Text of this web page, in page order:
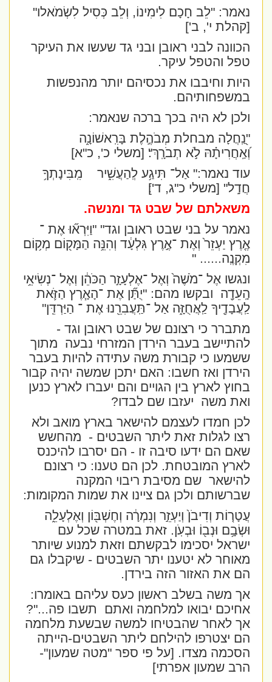
נאמר: " לֵב חָכָם לִימִינוֹ, וְלֵב כְּסִיל לִשְׂמֹאלו"
[קהלת י', ב']
הכוונה לבני ראובן ובני גד שעשו את העיקר
טפל והטפל עיקר.
היות וחיבבו את נכסיהם יותר מהנפשות
במשפחותיהם.
ולכן לא היה בכך ברכה שנאמר:
"נַֽ֭חֲלָה מבחלת מְבֹהֶ֣לֶת בָּרִֽאשׁוֹנָ֑ה
וְ֝אַֽחֲרִיתָ֗הּ לֹ֣א תְבֹרָֽךְ"׃[משלי כ', כ"א]
עוד נאמר:"אַל־ תִּיגַ֥ע לְֽהַעֲשִׁ֑יר
מִֽבִּינָתְךָ֥
חֲדָֽל" [משלי כ"ג, ד']׃
משאלתם של שבט גד ומנשה.
נאמר על בני שבט ראובן וגד""וַיִּרְא֞וּ אֶת ־
אֶ֤רֶץ יַעְזֵר֙ וְאֶת ־אֶ֣רֶץ גִּלְעָ֔ד וְהִנֵּ֥ה הַמָּק֖וֹם מְק֥וֹם
מִקְנֶֽה...... "
ונגשו אֶל ־מֹשֶׁה֙ וְאֶל ־אֶלְעָזָ֣ר הַכֹּהֵ֔ן וְאֶל ־נְשִׂיאֵ֥י
הָֽעֵדָ֖ה ובקשו מהם:"יֻתַּ֞ן אֶת ־הָאָ֧רֶץ הַזֹּ֛את
לַֽעֲבָדֶ֖יךָ לַֽאֲחֻזָּ֑ה אַל ־תַּֽעֲבִרֵ֖נוּ אֶת ־ הַיַּרְדֵּֽן"
מתברר כי רצונם של שבט ראובן וגד -
להתיישב בעבר הירדן המזרחי נבעה מתוך
ששמעו כי קבורת משה עתידה להיות בעבר
הירדן ואז חשבו: האם יתכן שמשה יהיה קבור
בחוץ לארץ בין הגויים והם יעברו לארץ כנען
ואת משה יעזבו שם לבדו?
לכן חמדו לעצמם להישאר בארץ מואב ולא
רצו לגלות זאת ליתר השבטים - מהחשש
שאם הם ידעו סיבה זו - הם יסרבו להיכנס
לארץ המובטחת. לכן הם טענו: כי רצונם
להישאר שם מסיבת ריבוי המקנה
שברשותם ולכן גם ציינו את שמות המקומות:
עֲטָר֤וֹת וְדִיבֹן֙ וְיַעְזֵ֣ר וְנִמְרָ֔ה וְחֶשְׁבּ֖וֹן וְאֶלְעָלֵ֑ה
וּשְׂבָ֥ם וּנְב֖וֹ וּבְעֹֽן. זאת במטרה שכל עם
ישראל יסכימו לבקשתם וזאת למנוע שיותר
מאוחר לא יטענו יתר השבטים - שיקבלו גם
הם את האזור הזה בירדן.
אך משה בשלב ראשון כעס עליהם באומרו:
אחיכם יבואו למלחמה ואתם תשבו פה..."?
אך לאחר שהבטיחו למשה שבשעת מלחמה
הם יצטרפו להילחם ליתר השבטים-הייתה
הסכמה מצדו. [על פי ספר "מטה שמעון"-
הרב שמעון אפרתי]